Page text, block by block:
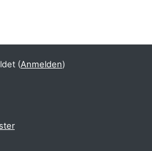
(Anmelden)